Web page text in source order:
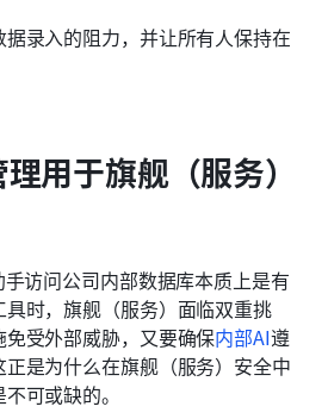
录入的阻力，并让所有人保持在
用于旗舰（服务）
访问公司内部数据库本质上是有
时，旗舰（服务）面临双重挑
受外部威胁，又要确保内部AI遵
是为什么在旗舰（服务）安全中
可或缺的。